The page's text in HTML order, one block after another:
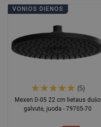
Į krepšelį
VONIOS DIENOS
(5)
Mexen D-05 22 cm lietaus dušo
galvutė, juoda - 79705-70